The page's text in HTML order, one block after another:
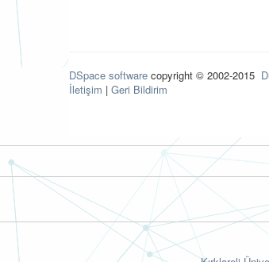
DSpace software copyright © 2002-2015
İletişim | Geri Bildirim